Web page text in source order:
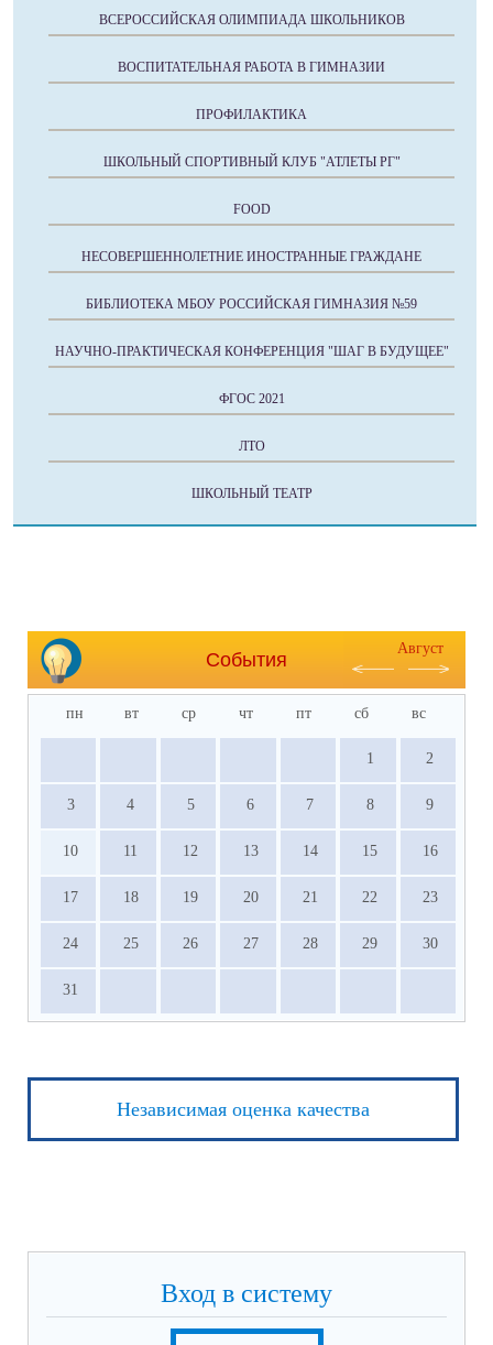
ВСЕРОССИЙСКАЯ ОЛИМПИАДА ШКОЛЬНИКОВ
ВОСПИТАТЕЛЬНАЯ РАБОТА В ГИМНАЗИИ
ПРОФИЛАКТИКА
ШКОЛЬНЫЙ СПОРТИВНЫЙ КЛУБ "АТЛЕТЫ РГ"
FOOD
НЕСОВЕРШЕННОЛЕТНИЕ ИНОСТРАННЫЕ ГРАЖДАНЕ
БИБЛИОТЕКА МБОУ РОССИЙСКАЯ ГИМНАЗИЯ №59
НАУЧНО-ПРАКТИЧЕСКАЯ КОНФЕРЕНЦИЯ "ШАГ В БУДУЩЕЕ"
ФГОС 2021
ЛТО
ШКОЛЬНЫЙ ТЕАТР
События
Август
пн вт ср чт пт сб вс
1 2
3 4 5 6 7 8 9
10 11 12 13 14 15 16
17 18 19 20 21 22 23
24 25 26 27 28 29 30
31
Независимая оценка качества
Вход в систему